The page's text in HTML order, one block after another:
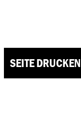
SEITE DRUCKEN